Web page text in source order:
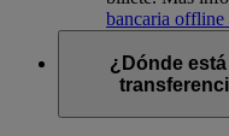
bancaria offline
¿Dónde